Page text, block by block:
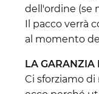
dell'ordine (se
Il pacco verrà
al momento
LA GARANZIA
Ci sforziamo